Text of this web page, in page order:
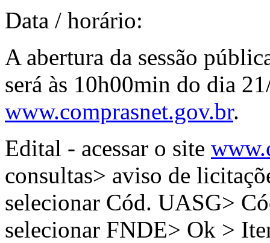
Data / horário:
A abertura da sessão
será às 10h00min do dia
www.comprasnet.gov.br.
Edital - acessar o site
consultas> aviso de
selecionar Cód. UASG>
selecionar FNDE> Ok >